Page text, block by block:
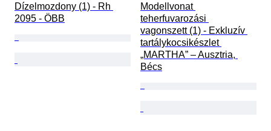
Dízelmozdony (1) - Rh
2095 - ÖBB
Modellvonat
teherfuvarozási
vagonszett (1) - Exkluzív
tartálykocsikészlet
„MARTHA” – Ausztria,
Bécs